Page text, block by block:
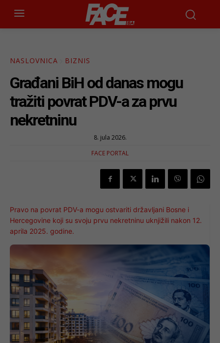
NASLOVNICA BIZNIS
Građani BiH od danas mogu
tražiti povrat PDV-a za prvu
nekretninu
8. jula 2026.
FACE PORTAL
Pravo na povrat PDV-a mogu ostvariti državljani Bosne i
Hercegovine koji su svoju prvu nekretninu uknjižili nakon 12.
aprila 2025. godine.